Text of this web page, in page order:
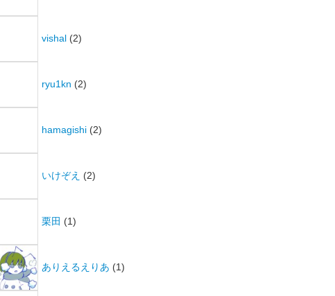
vishal (2)
ryu1kn (2)
hamagishi (2)
いけぞえ (2)
栗田 (1)
ありえるえりあ (1)